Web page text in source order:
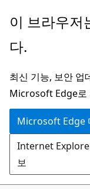
주
콘
츠
로
건
너
뛰
기
이 브라우저
다.
최신 기능, 보안 업
Microsoft Edge로
Microsoft Edge
Internet
보